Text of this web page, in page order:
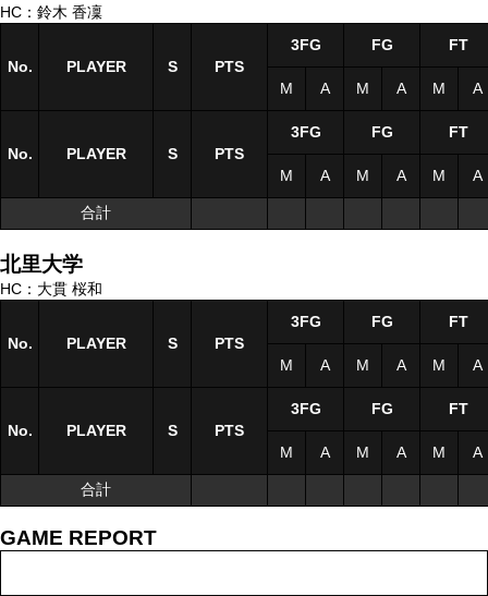
HC：鈴木 香凜
No. PLAYER S
No. PLAYER S
合計
No. PLAYER S PTS
3FG FG FT
M A M A M A
No. PLAYER S PTS
3FG FG FT
M A M A M A
合計
北里大学
HC：大貫 桜和
No. PLAYER S
No. PLAYER S
合計
No. PLAYER S PTS
3FG FG FT
M A M A M A
No. PLAYER S PTS
3FG FG FT
M A M A M A
合計
GAME REPORT